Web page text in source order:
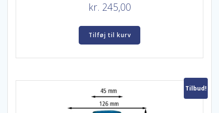
kr. 245,00
Tilføj til kurv
Tilbud!